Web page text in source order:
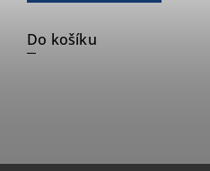
Do košíku